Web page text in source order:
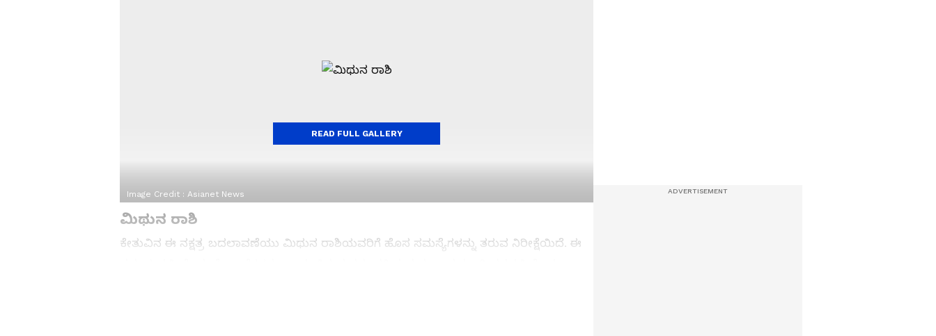
Image Credit : Asianet News
ಮಿಥುನ ರಾಶಿ
ಕೇತುವಿನ ಈ ನಕ್ಷತ್ರ ಬದಲಾವಣೆಯು ಮಿಥುನ ರಾಶಿಯವರಿಗೆ ಹೊಸ ಸಮಸ್ಯೆಗಳನ್ನು ತರುವ ನಿರೀಕ್ಷೆಯಿದೆ. ಈ
READ FULL GALLERY